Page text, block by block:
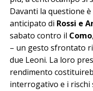
Davanti la questione
anticipato di Rossi e
sabato contro il Como
– un gesto sfrontato
due Leoni. La loro
rendimento
interrogativo e i rischi